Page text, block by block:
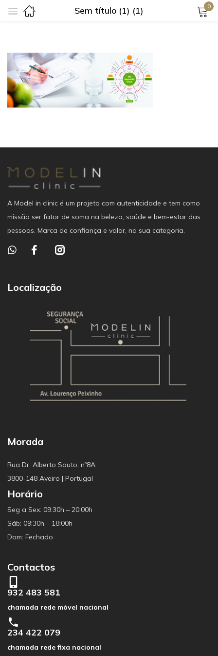
Sem título (1) (1) 0
A Model in clinic é um projeto com autenticidade e tem como
missão ser fator de soma na beleza, saúde e bem-estar das
pessoas. Marca de confiança e valor, na sua categoria.
Localização
Morada
Rua Dr. Alberto Souto, nº8A
3800-148 Aveiro | Portugal
Horário
Seg a Sex: 09:30h – 20:00h
Sáb: 09:30h – 18:00h
Dom: Fechado
Contactos
932 483 581
chamada rede móvel nacional
234 422 079
chamada rede fixa nacional
Criar uma conta